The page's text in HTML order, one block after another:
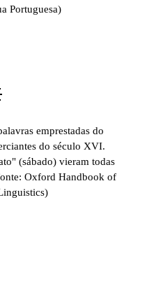
Portuguesa)
emprestadas do
do século XVI.
(sábado) vieram todas
Oxford Handbook of